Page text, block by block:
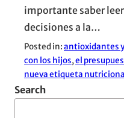
importante saber
decisiones a la…
Posted in:antioxidantes
con los hijos, el
nueva etiqueta nutricional
Search